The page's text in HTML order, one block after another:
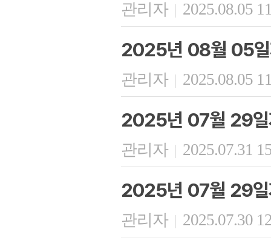
관리자 | 2025.08.05
2025년 08월 05일
관리자 | 2025.08.05
2025년 07월 29일
관리자 | 2025.07.31
2025년 07월 29일
관리자 | 2025.07.30